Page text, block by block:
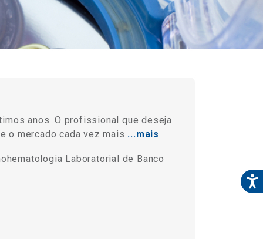
anos. O profissional que deseja
o mercado cada vez mais ...mais
Laboratorial de Banco